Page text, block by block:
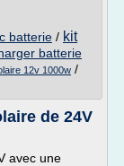
batterie / kit
batterie
12v 1000w /
de 24V
avec une